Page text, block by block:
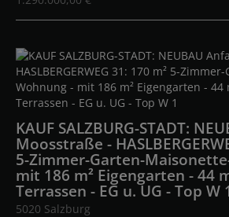
KAUF SALZBURG-STADT:
Moosstraße -
5-Zimmer-Garten-
mit 186 m² Eigengarten - 44
Terrassen - EG u. UG - Top W
5020 Salzburg